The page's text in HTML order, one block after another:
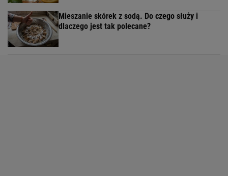
Mieszanie skórek z sodą. Do czego służy i
dlaczego jest tak polecane?